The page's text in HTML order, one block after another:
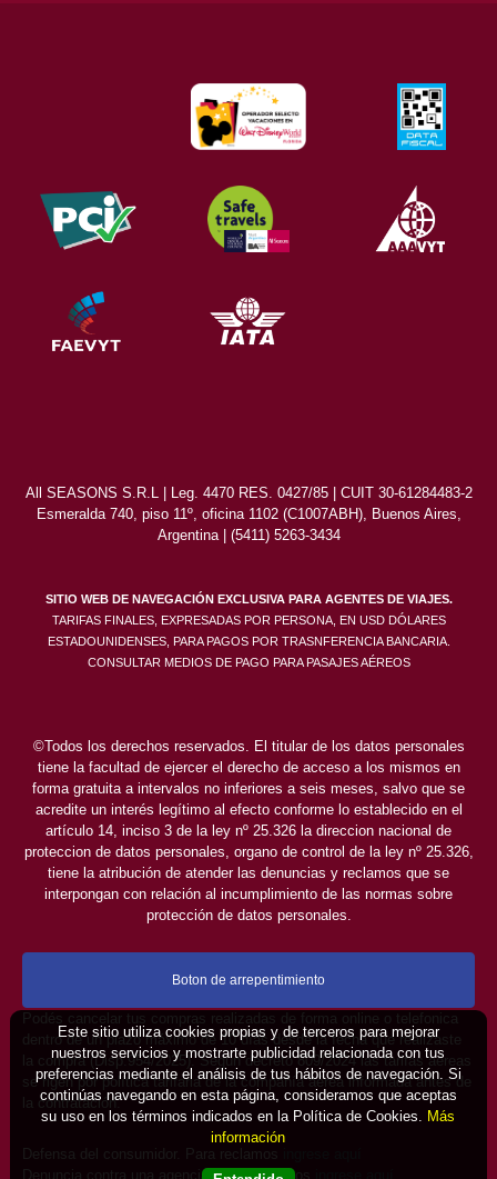
All SEASONS S.R.L | Leg. 4470 RES. 0427/85 | CUIT 30-61284483-2
Esmeralda 740, piso 11º, oficina 1102 (C1007ABH), Buenos Aires,
Argentina | (5411) 5263-3434
SITIO WEB DE NAVEGACIÓN EXCLUSIVA PARA AGENTES DE VIAJES.
TARIFAS FINALES, EXPRESADAS POR PERSONA, EN USD DÓLARES
ESTADOUNIDENSES, PARA PAGOS POR TRASNFERENCIA BANCARIA.
CONSULTAR MEDIOS DE PAGO PARA PASAJES AÉREOS
©Todos los derechos reservados. El titular de los datos personales
tiene la facultad de ejercer el derecho de acceso a los mismos en
forma gratuita a intervalos no inferiores a seis meses, salvo que se
acredite un interés legítimo al efecto conforme lo establecido en el
artículo 14, inciso 3 de la ley nº 25.326 la direccion nacional de
proteccion de datos personales, organo de control de la ley nº 25.326,
tiene la atribución de atender las denuncias y reclamos que se
interpongan con relación al incumplimiento de las normas sobre
protección de datos personales.
Boton de arrepentimiento
Podés cancelar tus compras realizadas de forma online o telefonica
dentro de un plazo máximo de 10 días desde la fecha que realizaste
la compra (Disp.954/2025). Según decreto 809/2024 las tarifas aéreas
se rigen por política tarifaria de la compañía aérea informada antes de
la contratación.
Defensa del consumidor. Para reclamos
Denuncia contra una agencia. Para reclamos
Este sitio utiliza cookies propias y de terceros para mejorar
nuestros servicios y mostrarte publicidad relacionada con tus
preferencias mediante el análisis de tus hábitos de navegación. Si
continúas navegando en esta página, consideramos que aceptas
su uso en los términos indicados en la Política de Cookies. Más
información